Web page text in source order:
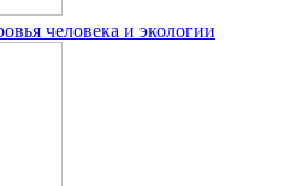
человека и экологии